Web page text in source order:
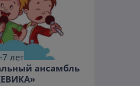
лет
ансамбль